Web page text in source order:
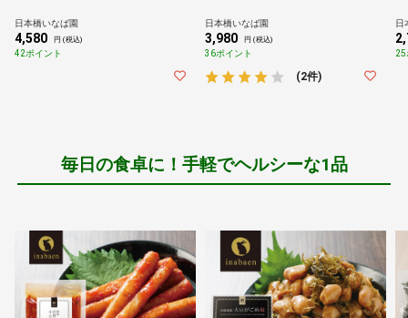
詰合せ 送料無料 新潟 三幸
日本橋いなば園
4,580 円 (税込)
42ポイント
ズワイガニ 蟹 するめいか 昆布 い
くら醤油漬
日本橋いなば園
3,980 円 (税込)
36ポイント
(2件)
日
25
毎日の食卓に！手軽でヘルシーな1品